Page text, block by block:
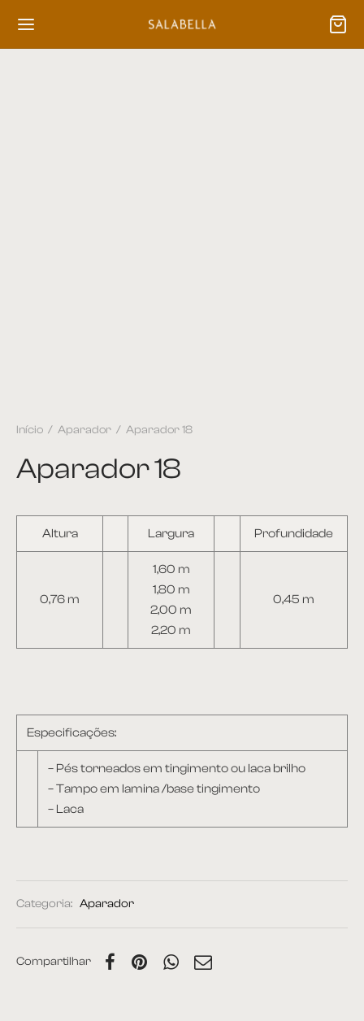
Início / Aparador / Aparador 18
Aparador 18
Altura Largura Profundidade
0,76 m
1,60 m
1,80 m
2,00 m
2,20 m
0,45 m
Especificações:
– Pés torneados em tingimento ou laca brilho
– Tampo em lamina /base tingimento
– Laca
Categoria: Aparador
Compartilhar